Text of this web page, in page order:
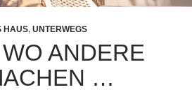
HAUS, UNTERWEGS
ANDERE
…